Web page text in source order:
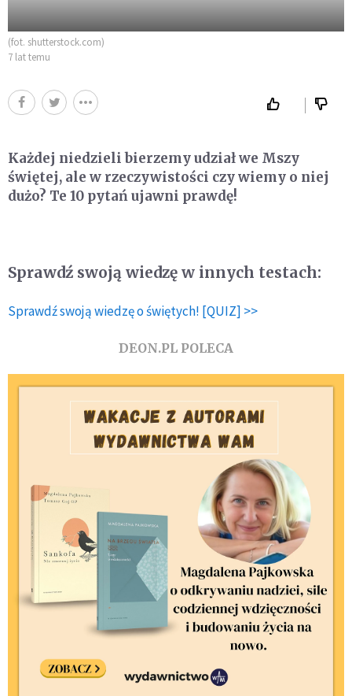
(fot. shutterstock.com)
7 lat temu
Każdej niedzieli bierzemy udział we Mszy
świętej, ale w rzeczywistości czy wiemy o niej
dużo? Te 10 pytań ujawni prawdę!
Sprawdź swoją wiedzę w innych testach:
Sprawdź swoją wiedzę o świętych! [QUIZ] >>
DEON.PL POLECA